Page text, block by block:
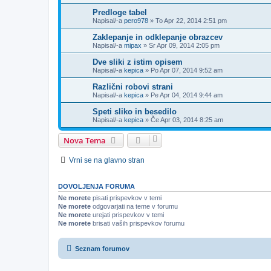
Predloge tabel
Napisal/-a pero978 » To Apr 22, 2014 2:51 pm
Zaklepanje in odklepanje obrazcev
Napisal/-a mipax » Sr Apr 09, 2014 2:05 pm
Dve sliki z istim opisem
Napisal/-a kepica » Po Apr 07, 2014 9:52 am
Različni robovi strani
Napisal/-a kepica » Pe Apr 04, 2014 9:44 am
Speti sliko in besedilo
Napisal/-a kepica » Če Apr 03, 2014 8:25 am
Nova Tema
Vrni se na glavno stran
DOVOLJENJA FORUMA
Ne morete pisati prispevkov v temi
Ne morete odgovarjati na teme v forumu
Ne morete urejati prispevkov v temi
Ne morete brisati vaših prispevkov forumu
Seznam forumov